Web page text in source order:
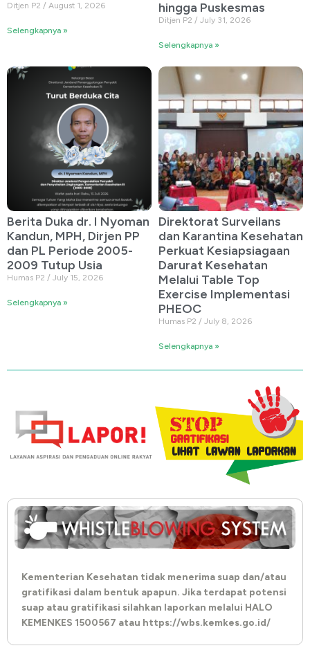
Ditjen P2 August 1, 2026
Selengkapnya »
hingga Puskesmas
Ditjen P2 July 31, 2026
Selengkapnya »
Berita Duka dr. I Nyoman
Kandun, MPH, Dirjen PP
dan PL Periode 2005-
2009 Tutup Usia
Humas P2 July 15, 2026
Selengkapnya »
Direktorat Surveilans
dan Karantina Kesehatan
Perkuat Kesiapsiagaan
Darurat Kesehatan
Melalui Table Top
Exercise Implementasi
PHEOC
Humas P2 July 8, 2026
Selengkapnya »
Kementerian Kesehatan tidak menerima suap dan/atau
gratifikasi dalam bentuk apapun. Jika terdapat potensi
suap atau gratifikasi silahkan laporkan melalui HALO
KEMENKES 1500567 atau https://wbs.kemkes.go.id/